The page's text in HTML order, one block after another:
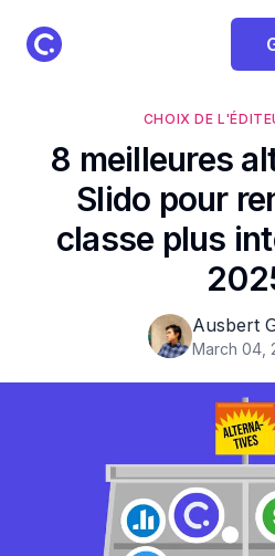
ClassPoint Logo
CHOIX DE
8 meilleures
Slido pour
classe plus
Ausbert
March 04,